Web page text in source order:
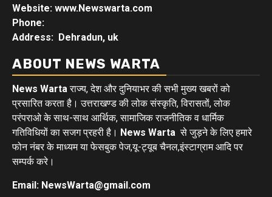
Website: www.Newswarta.com
Phone:
Address: Dehradun, uk
ABOUT NEWS WARTA
News Wartaराज्य, देश और दुनियाभर की सभी मुख्य खबरों को
प्रसारित करता है। उत्तराखण्ड की लोक संस्कृति, विरासतों, लोक
परंपराओ के साथ-साथ आर्थिक, सामाजिक राजनीतिक व धार्मिक
गतिविधियों का सजग प्रहरी है। News Warta से जुड़ने के लिए हमारे
फोन नंबर के माध्यम या फेसबुक पेज,यू-ट्यूब चैनल,इंस्टाग्राम आदि पर
सम्पर्क करे।
Email: NewsWarta@gmail.com